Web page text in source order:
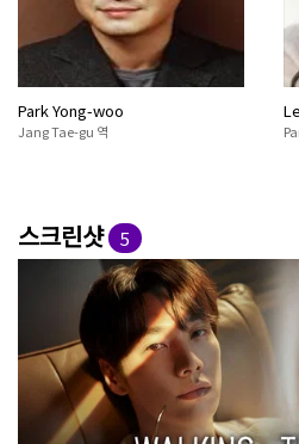
Park Yong-woo
Jang Tae-gu 역
스크린샷 5